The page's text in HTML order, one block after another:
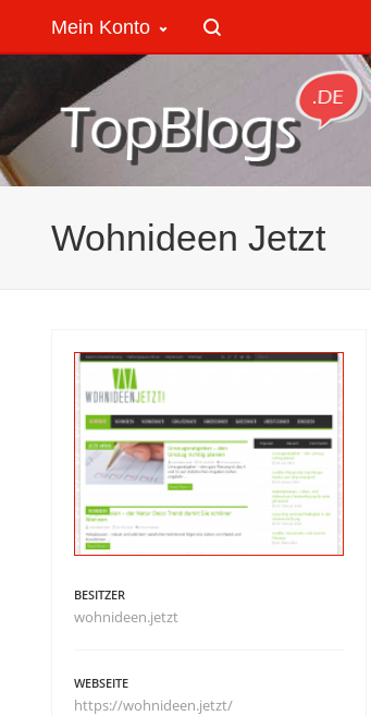
Mein Konto
Wohnideen Jetzt
BESITZER
wohnideen.jetzt
WEBSEITE
https://wohnideen.jetzt/